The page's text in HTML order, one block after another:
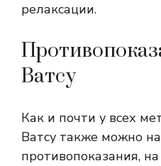
релаксации.
Ватсу
Как и почти у всех
Ватсу также можно
противопоказания,